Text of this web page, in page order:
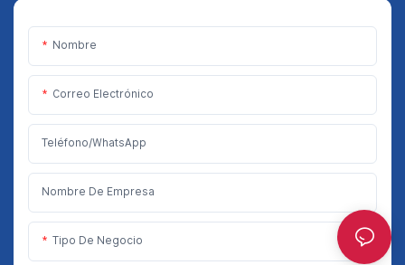
Nombre
Correo Electrónico
Teléfono/WhatsApp
Nombre De Empresa
Tipo De Negocio